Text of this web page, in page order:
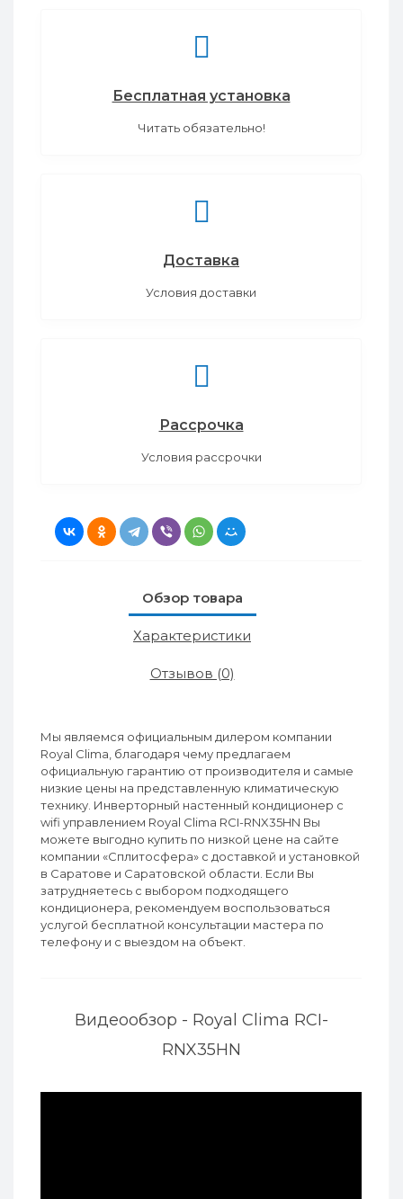
Бесплатная установка
Читать обязательно!
Доставка
Условия доставки
Рассрочка
Условия рассрочки
Обзор товара
Характеристики
Отзывов (0)
Мы являемся официальным дилером компании
Royal Clima, благодаря чему предлагаем
официальную гарантию от производителя и самые
низкие цены на представленную климатическую
технику. Инверторный настенный кондиционер с
wifi управлением Royal Clima RCI-RNX35HN Вы
можете выгодно купить по низкой цене на сайте
компании «Сплитосфера» с доставкой и установкой
в Саратове и Саратовской области. Если Вы
затрудняетесь с выбором подходящего
кондиционера, рекомендуем воспользоваться
услугой бесплатной консультации мастера по
телефону и с выездом на объект.
Видеообзор - Royal Clima RCI-
RNX35HN